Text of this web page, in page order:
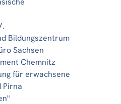
Bildungszentrum
Sachsen
Chemnitz
für erwachsene
Pirna